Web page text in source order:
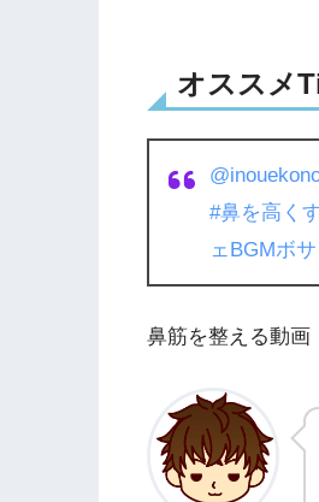
オススメ
#鼻を高く
ェBGMボ
鼻筋を整える動画